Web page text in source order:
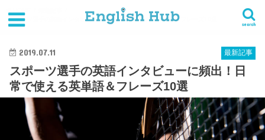
search
スポーツ選手の英語インタビューに頻出！日常で使える英単語＆フレーズ10選
最新記事
2019.07.11
スポーツ選手の英語インタビューに頻出！日
常で使える英単語＆フレーズ10選